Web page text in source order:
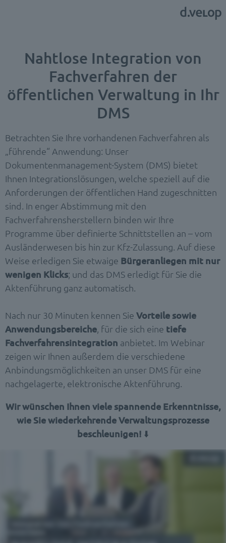
Nahtlose Integration von
Fachverfahren der
öffentlichen Verwaltung in Ihr
DMS
Betrachten Sie Ihre vorhandenen Fachverfahren als
„führende“ Anwendung: Unser
Dokumentenmanagement-System (DMS) bietet
Ihnen Integrationslösungen, welche speziell auf die
Anforderungen der öffentlichen Hand zugeschnitten
sind. In enger Abstimmung mit den
Fachverfahrensherstellern binden wir Ihre
Programme über definierte Schnittstellen an – vom
Ausländerwesen bis hin zur Kfz-Zulassung. Auf diese
Weise erledigen Sie etwaige Bürgeranliegen mit nur
wenigen Klicks; und das DMS erledigt für Sie die
Aktenführung ganz automatisch.
Nach nur 30 Minuten kennen Sie Vorteile sowie
Anwendungsbereiche, für die sich eine tiefe
Fachverfahrensintegration anbietet. Im Webinar
zeigen wir Ihnen außerdem die verschiedene
Anbindungsmöglichkeiten an unser DMS für eine
nachgelagerte, elektronische Aktenführung.
Wir wünschen Ihnen viele spannende Erkenntnisse,
wie Sie wiederkehrende Verwaltungsprozesse
beschleunigen! ⬇️